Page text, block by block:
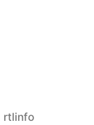
rtlinfo